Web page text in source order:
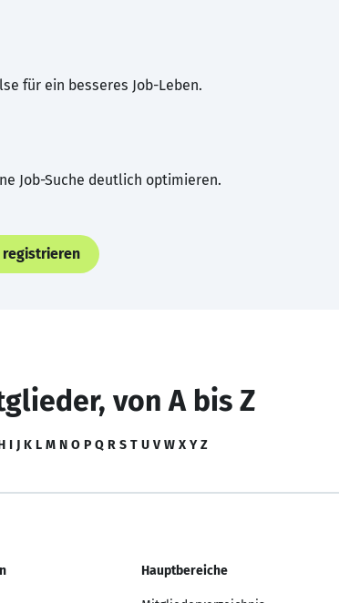
für ein besseres Job-Leben.
Job-Suche deutlich optimieren.
registrieren
von A bis Z
I J K L M N O P Q R S T U V W X Y Z
Hauptbereiche